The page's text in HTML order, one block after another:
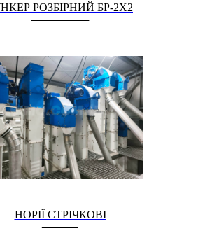
РОЗБІРНИЙ БР-2Х2
НОРІЇ СТРІЧКОВІ